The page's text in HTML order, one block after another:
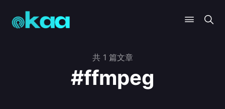
共 1 篇文章
#ffmpeg